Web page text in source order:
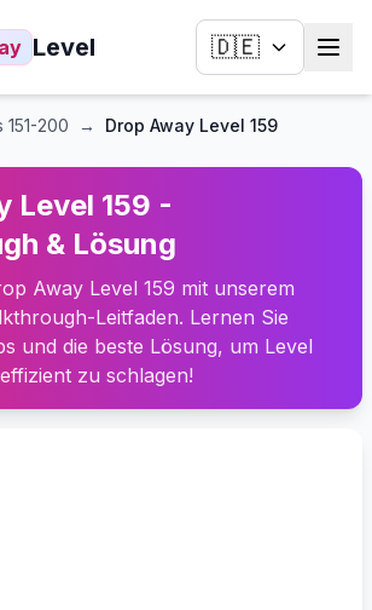
Level 🇩🇪
151-200 → Drop Away Level 159
Level 159 -
& Lösung
Away Level 159 mit unserem
Leitfaden. Lernen Sie
und die beste Lösung, um Level
zu schlagen!